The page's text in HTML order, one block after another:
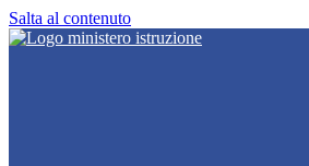
Salta al contenuto